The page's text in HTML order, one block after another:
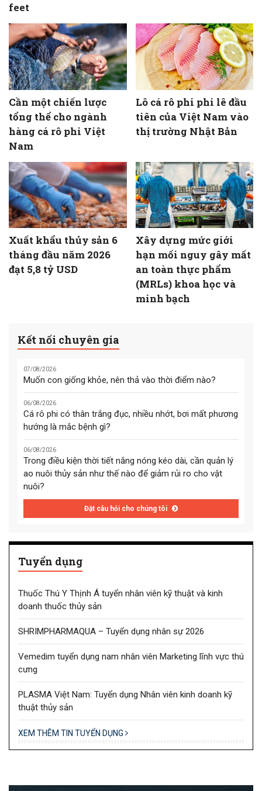
feet
Cần một chiến lược
tổng thể cho ngành
hàng cá rô phi Việt
Nam
Lô cá rô phi phi lê đầu
tiên của Việt Nam vào
thị trường Nhật Bản
Xuất khẩu thủy sản 6
tháng đầu năm 2026
đạt 5,8 tỷ USD
Xây dựng mức giới
hạn mối nguy gây mất
an toàn thực phẩm
(MRLs) khoa học và
minh bạch
Kết nối chuyên gia
07/08/2026
Muốn con giống khỏe, nên thả vào thời điểm nào?
06/08/2026
Cá rô phi có thân trắng đục, nhiều nhớt, bơi mất phương
hướng là mắc bệnh gì?
06/08/2026
Trong điều kiện thời tiết nắng nóng kéo dài, cần quản lý
ao nuôi thủy sản như thế nào để giảm rủi ro cho vật
nuôi?
Đặt câu hỏi cho chúng tôi
Tuyển dụng
Thuốc Thú Y Thịnh Á tuyển nhân viên kỹ thuật và kinh
doanh thuốc thủy sản
SHRIMPHARMAQUA – Tuyển dụng nhân sự 2026
Vemedim tuyển dụng nam nhân viên Marketing lĩnh vực thú
cưng
PLASMA Việt Nam: Tuyển dụng Nhân viên kinh doanh kỹ
thuật thủy sản
XEM THÊM TIN TUYỂN DỤNG